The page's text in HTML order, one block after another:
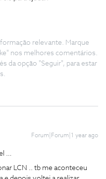
relevante. Marque
nos melhores comentários.
da opção "Seguir", para estar
Forum|Forum|1 year ago
…
LCN .. tb me aconteceu